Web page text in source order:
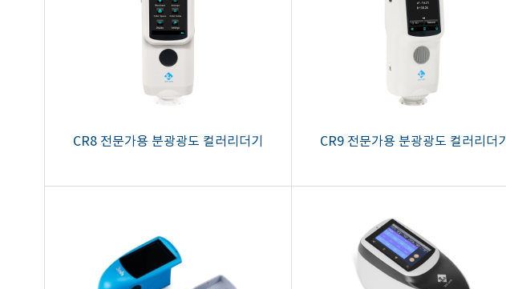
CR8 전문가용 분광광도 컬러리더기 CR9 전문가용 분광광도 컬러리더기